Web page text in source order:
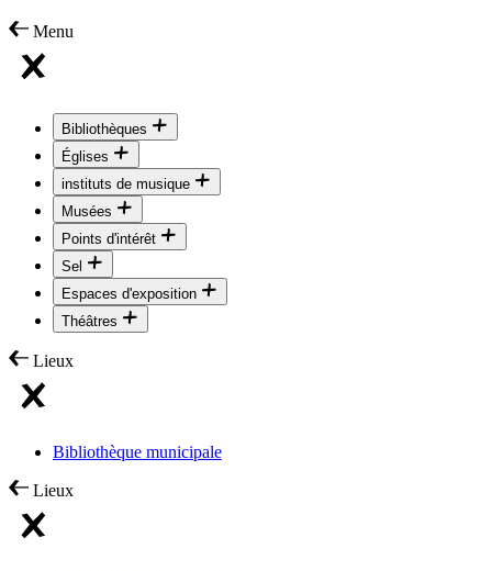
Menu
Bibliothèques
Églises
instituts de musique
Musées
Points d'intérêt
Sel
Espaces d'exposition
Théâtres
Lieux
Bibliothèque municipale
Lieux